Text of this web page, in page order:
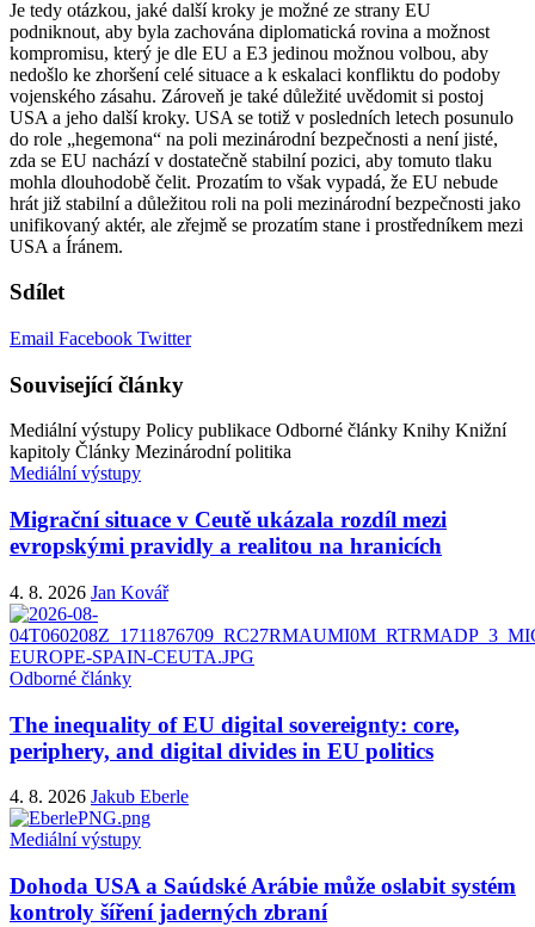
Je tedy otázkou, jaké další kroky je možné ze strany EU
podniknout, aby byla zachována diplomatická rovina a možnost
kompromisu, který je dle EU a E3 jedinou možnou volbou, aby
nedošlo ke zhoršení celé situace a k eskalaci konfliktu do podoby
vojenského zásahu. Zároveň je také důležité uvědomit si postoj
USA a jeho další kroky. USA se totiž v posledních letech posunulo
do role „hegemona“ na poli mezinárodní bezpečnosti a není jisté,
zda se EU nachází v dostatečně stabilní pozici, aby tomuto tlaku
mohla dlouhodobě čelit. Prozatím to však vypadá, že EU nebude
hrát již stabilní a důležitou roli na poli mezinárodní bezpečnosti jako
unifikovaný aktér, ale zřejmě se prozatím stane i prostředníkem mezi
USA a Íránem.
Sdílet
Email Facebook Twitter
Související články
Mediální výstupy Policy publikace Odborné články Knihy Knižní
kapitoly Články Mezinárodní politika
Mediální výstupy
Migrační situace v Ceutě ukázala rozdíl mezi
evropskými pravidly a realitou na hranicích
4. 8. 2026 Jan Kovář
Odborné články
The inequality of EU digital sovereignty: core,
periphery, and digital divides in EU politics
4. 8. 2026 Jakub Eberle
Mediální výstupy
Dohoda USA a Saúdské Arábie může oslabit systém
kontroly šíření jaderných zbraní